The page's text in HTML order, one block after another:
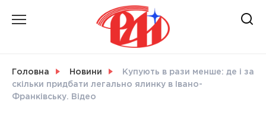
СВІТ
Головна Новини
Купують в рази менше: де і за
скільки придбати легально ялинку в Івано-
Франківську. Відео